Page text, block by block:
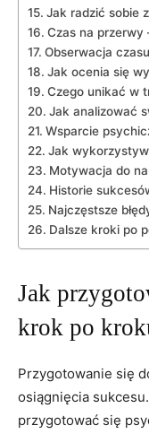
Jak radzić sobie
Czas na przerwy
Obserwacja
Jak ocenia się
Czego unikać w
Jak analizować
Wsparcie
Jak
Motywacja do
Historie
Najczęstsze
Dalsze kroki po
Jak
krok po
Przygotowanie się
osiągnięcia
przygotować się